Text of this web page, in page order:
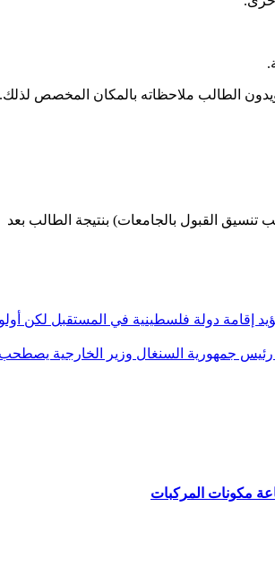
ويدون الطالب ملاحظاته بالمكان المخصص لذلك.
تنسيق القبول بالجامعات) بنتيجة الطالب بعد
إقامة دولة فلسطينية في المستقبل لكن
وزير الخارجية